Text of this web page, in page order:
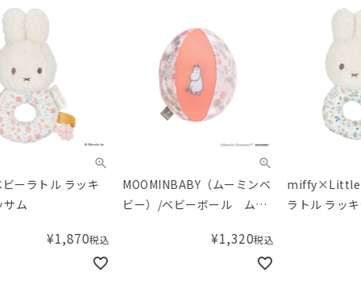
MOOMINBABY（ムーミンベ
ビー）/ベビーボール ムー
¥1,320
miffy×Little Dutch ベビー
ラトル ラッキーリーブス
¥1,870
は
ム